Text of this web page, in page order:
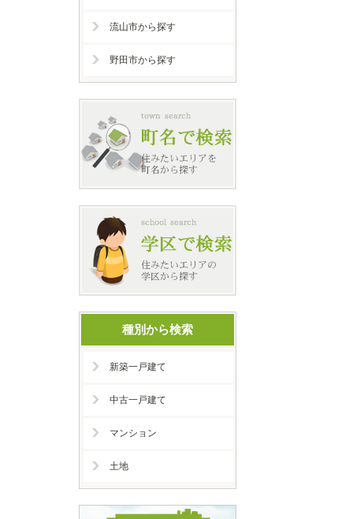
流山市から探す
野田市から探す
種別から検索
新築一戸建て
中古一戸建て
マンション
土地